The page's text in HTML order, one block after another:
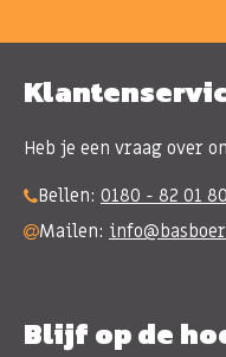
Heb je een vraag over
Bellen: 0180 - 82 01 80
Mailen:
Blijf op de